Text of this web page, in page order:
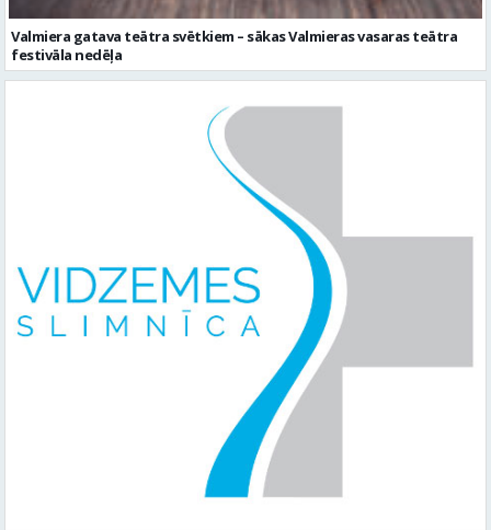
Valmiera gatava teātra svētkiem – sākas Valmieras vasaras teātra
festivāla nedēļa